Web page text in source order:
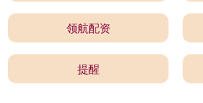
领航配资
提醒